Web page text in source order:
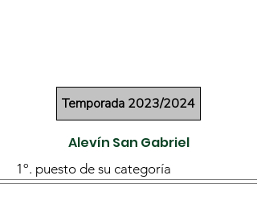
Temporada 2023/2024
Alevín San Gabriel
1º. puesto de su categoría